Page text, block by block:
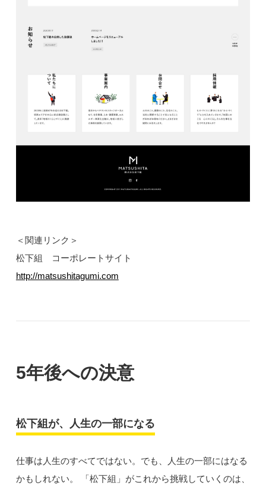
＜関連リンク＞
松下組 コーポレートサイト
http://matsushitagumi.com
5年後への決意
松下組が、人生の一部になる
仕事は人生のすべてではない。でも、人生の一部にはなる
かもしれない。 「松下組」がこれから挑戦していくのは、